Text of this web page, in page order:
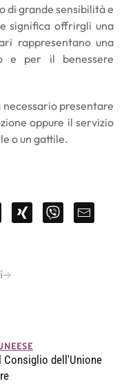
di grande sensibilità e
significa offrirgli una
rappresentano una
e per il benessere
necessario presentare
oppure il servizio
o un gattile.
dell'Unione